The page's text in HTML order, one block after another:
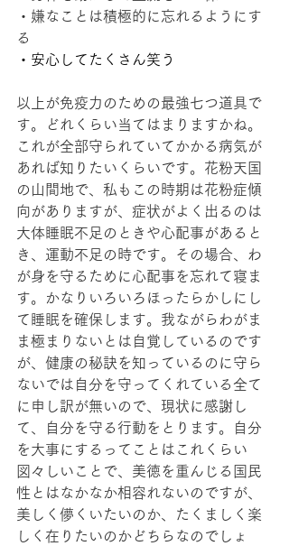
・嫌なことは積極的に忘れるようにす
る
・安心してたくさん笑う
以上が免疫力のための最強七つ道具で
す。どれくらい当てはまりますかね。
これが全部守られていてかかる病気が
あれば知りたいくらいです。花粉天国
の山間地で、私もこの時期は花粉症傾
向がありますが、症状がよく出るのは
大体睡眠不足のときや心配事があると
き、運動不足の時です。その場合、わ
が身を守るために心配事を忘れて寝ま
す。かなりいろいろほったらかしにし
て睡眠を確保します。我ながらわがま
ま極まりないとは自覚しているのです
が、健康の秘訣を知っているのに守ら
ないでは自分を守ってくれている全て
に申し訳が無いので、現状に感謝し
て、自分を守る行動をとります。自分
を大事にするってことはこれくらい
図々しいことで、美徳を重んじる国民
性とはなかなか相容れないのですが、
美しく儚くいたいのか、たくましく楽
しく在りたいのかどちらなのでしょ